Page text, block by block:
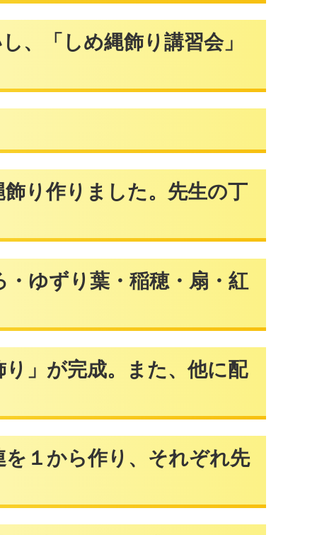
「しめ縄飾り講習会」
りました。先生の丁
り葉・稲穂・扇・紅
完成。また、他に配
ら作り、それぞれ先